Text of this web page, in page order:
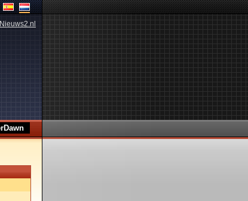
Nieuws2.nl